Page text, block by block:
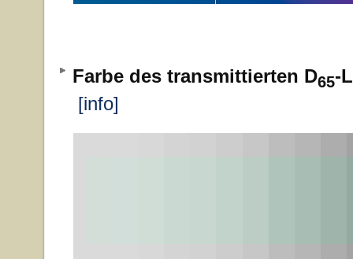
Farbe des transmittierten D65-
[info]